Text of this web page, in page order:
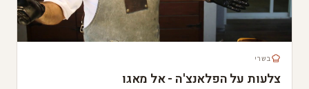
בשרי
צלעות על הפלאנצ'ה - אל מאגו